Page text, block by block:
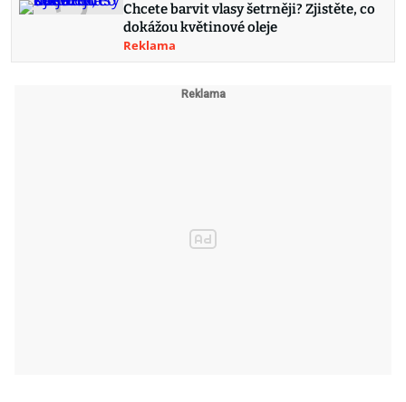
Chcete barvit vlasy šetrněji? Zjistěte, co
dokážou květinové oleje
Reklama